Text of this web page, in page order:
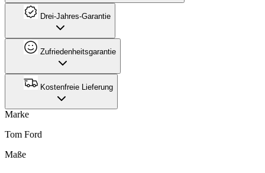
Drei-Jahres-Garantie
Zufriedenheitsgarantie
Kostenfreie Lieferung
Marke
Tom Ford
Maße